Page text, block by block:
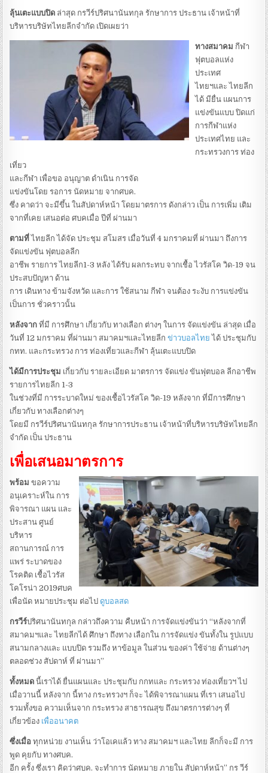
ลุ้นเตะแบบปิด ล่าสุด กรวีร์ปริศนานันทกุล รักษาการ ประธาน เจ้าหน้าที่
บริหารบริษัทไทยลีกจำกัด เปิดเผยว่า
ทางสมาคม กีฬา
ฟุตบอลแห่ง
ประเทศ
ไทยฯและ ไทยลีก
ได้ มียื่น แผนการ
แข่งขันแบบ ปิดแก่
การกีฬาแห่ง
ประเทศไทย และ
กระทรวงการ ท่อง
เที่ยว
และกีฬา เพื่อขอ อนุญาต ดำเนิน การจัด
แข่งขันโดย รอการ นัดหมาย จากศบค.
ซึ่ง คาดว่า จะมีขึ้น ในสัปดาห์หน้า โดยมาตรการ ดังกล่าว เป็น การเพิ่ม เติม
จากที่เคย เสนอต่อ ศบคเมื่อ ปีที่ ผ่านมา
ตามที่ไทยลีก ได้จัด ประชุม สโมสร เมื่อวันที่ 4 มกราคมที่ ผ่านมา ถึงการ
จัดแข่งขัน ฟุตบอลลีก
อาชีพ รายการ ไทยลีก1-3 หลัง ได้รับ ผลกระทบ จากเชื้อ ไวรัสโค วิด-19 จน
ประสบปัญหา ด้าน
การ เดินทาง ข้ามจังหวัด และการ ใช้สนาม กีฬา จนต้อง ระงับ การแข่งขัน
เป็นการ ชั่วคราวนั้น
หลังจาก ที่มี การศึกษา เกี่ยวกับ ทางเลือก ต่างๆ ในการ จัดแข่งขัน ล่าสุด เมื่อ
วันที่ 12 มกราคม ที่ผ่านมา สมาคมฯและไทยลีกข่าวบอลไทย ได้ ประชุมกับ
กทท. และกระทรวง การ ท่องเที่ยวและกีฬา ลุ้นเตะแบบปิด
ได้มีการประชุม เกี่ยวกับ รายละเอียด มาตรการ จัดแข่ง ขันฟุตบอล ลีกอาชีพ
รายการไทยลีก 1-3
ในช่วงที่มี การระบาดใหม่ ของเชื้อไวรัสโค วิด-19 หลังจาก ที่มีการศึกษา
เกี่ยวกับ ทางเลือกต่างๆ
โดยมี กรวีร์ปริศนานันทกุล รักษาการประธาน เจ้าหน้าที่บริหารบริษัทไทยลีก
จำกัด เป็น ประธาน
เพื่อเสนอมาตรการ
พร้อม ขอความ
อนุเคราะห์ใน การ
พิจารณา แผน และ
ประสาน ศูนย์
บริหาร
สถานการณ์ การ
แพร่ ระบาดของ
โรคติด เชื้อไวรัส
โคโรน่า 2019ศบค
เพื่อนัด หมายประชุม ต่อไป ดูบอลสด
กรวีร์ปริศนานันทกุล กล่าวถึงความ คืบหน้า การจัดแข่งขันว่า “หลังจากที่
สมาคมฯและ ไทยลีกได้ ศึกษา ถึงทาง เลือกใน การจัดแข่ง ขันทั้งใน รูปแบบ
สนามกลางและ แบบปิด รวมถึง หาข้อมูล ในส่วน ของค่า ใช้จ่าย ด้านต่างๆ
ตลอดช่วง สัปดาห์ ที่ ผ่านมา”
ทั้งหมด นี้เราได้ ยื่นแผนและ ประชุมกับ กกทและ กระทรวง ท่องเที่ยวฯ ไป
เมื่อวานนี้ หลังจาก นี้ทาง กระทรวงฯ ก็จะ ได้พิจารณาแผน ที่เรา เสนอไป
รวมทั้งขอ ความเห็นจาก กระทรวง สาธารณสุข ถึงมาตรการต่างๆ ที่
เกี่ยวข้อง เพื่ออนาคต
ซึ่งเมื่อ ทุกหน่วย งานเห็น ว่าโอเคแล้ว ทาง สมาคมฯ และไทย ลีกก็จะมี การ
พูด คุยกับ ทางศบค.
อีก ครั้ง ซึ่งเรา คิดว่าศบค. จะทำการ นัดหมาย ภายใน สัปดาห์หน้า” กร วีร์